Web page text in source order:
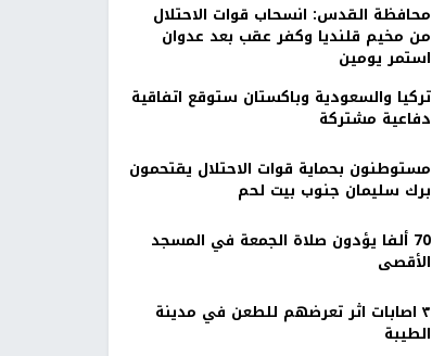
محافظة القدس: انسحاب قوات الاحتلال
من مخيم قلنديا وكفر عقب بعد عدوان
استمر يومين
تركيا والسعودية وباكستان ستوقع اتفاقية
دفاعية مشتركة
مستوطنون بحماية قوات الاحتلال يقتحمون
برك سليمان جنوب بيت لحم
70 ألفا يؤدون صلاة الجمعة في المسجد
الأقصى
٣ اصابات اثر تعرضهم للطعن في مدينة
الطيبة